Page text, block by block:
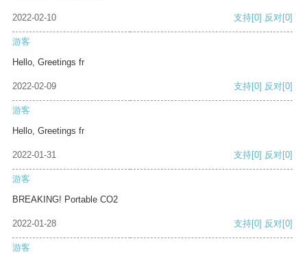
2022-02-10 支持[0] 反对[0]
游客
Hello, Greetings fr
2022-02-09 支持[0] 反对[0]
游客
Hello, Greetings fr
2022-01-31 支持[0] 反对[0]
游客
BREAKING! Portable CO2
2022-01-28 支持[0] 反对[0]
游客